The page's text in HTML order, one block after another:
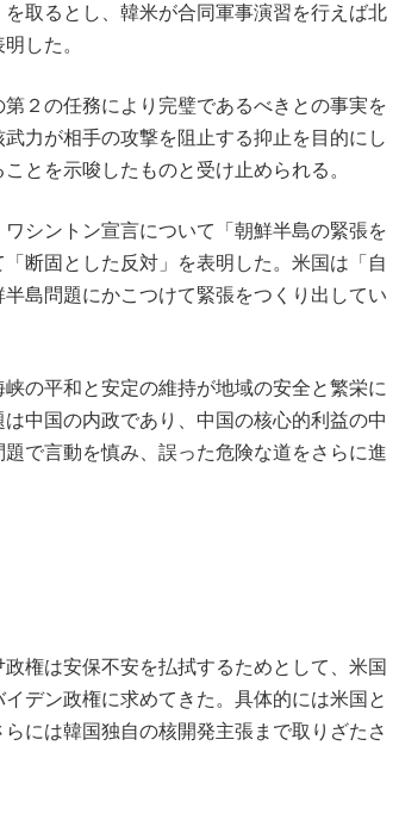
取るとし、韓米が合同軍事演習を行えば北
した。
２の任務により完璧であるべきとの事実を
力が相手の攻撃を阻止する抑止を目的にし
とを示唆したものと受け止められる。
シントン宣言について「朝鮮半島の緊張を
断固とした反対」を表明した。米国は「自
島問題にかこつけて緊張をつくり出してい
の平和と安定の維持が地域の安全と繁栄に
中国の内政であり、中国の核心的利益の中
で言動を慎み、誤った危険な道をさらに進
権は安保不安を払拭するためとして、米国
デン政権に求めてきた。具体的には米国と
には韓国独自の核開発主張まで取りざたさ